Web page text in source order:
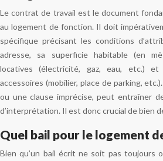
Le contrat de travail est le document
au logement de fonction. Il doit
spécifique précisant les conditions
adresse, sa superficie habitable (en
locatives (électricité, gaz, eau, etc.) et
accessoires (mobilier, place de parking,
ou une clause imprécise, peut entraîner
d’interprétation. Il est donc crucial de bien
Quel bail pour le logement
Bien qu’un bail écrit ne soit pas toujours